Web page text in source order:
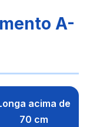
A-
acima de
70 cm